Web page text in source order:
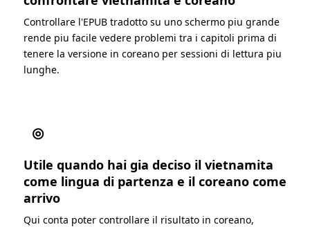
Controllare l'EPUB tradotto su uno schermo piu grande
rende piu facile vedere problemi tra i capitoli prima di
tenere la versione in coreano per sessioni di lettura piu
lunghe.
◎
Utile quando hai gia deciso il vietnamita
come lingua di partenza e il coreano come
arrivo
Qui conta poter controllare il risultato in coreano,